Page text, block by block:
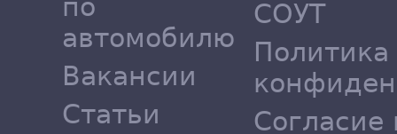
по
автомобилю
Вакансии
Статьи
СОУТ
Политика
Согласие